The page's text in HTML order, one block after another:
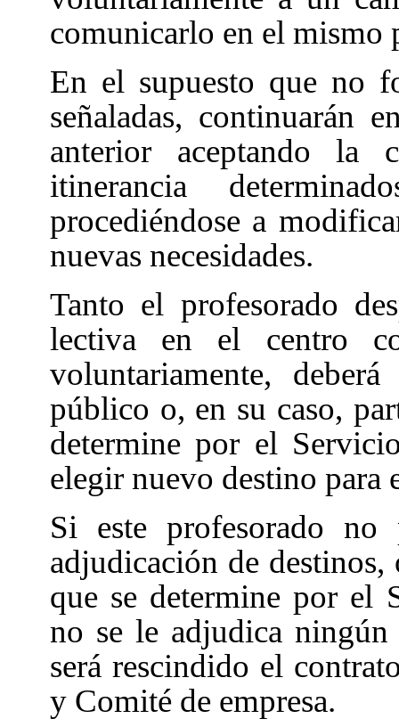
comunicarlo en el mismo
En el supuesto que no
señaladas, continuarán
anterior aceptando la
itinerancia
procediéndose a
nuevas necesidades.
Tanto el profesorado
lectiva en el centro
voluntariamente,
público o, en su caso,
determine por el
elegir nuevo destino para
Si este profesorado
adjudicación de
que se determine por el
no se le adjudica
será rescindido el
y Comité de empresa.